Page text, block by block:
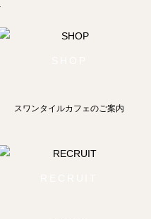
スワンタイルカフェのご案内